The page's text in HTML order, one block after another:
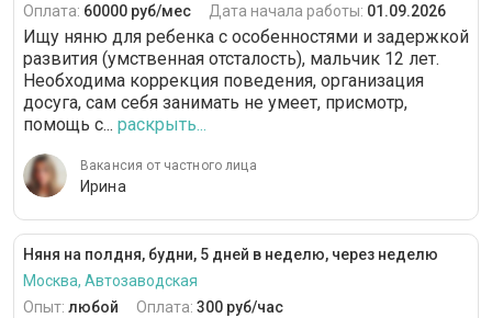
Оплата: 60000 руб/мес Дата начала работы: 01.09.2026
Ищу няню для ребенка с особенностями и задержкой
развития (умственная отсталость), мальчик 12 лет.
Необходима коррекция поведения, организация
досуга, сам себя занимать не умеет, присмотр,
помощь с... раскрыть...
Вакансия от частного лица
Ирина
Няня на полдня, будни, 5 дней в неделю, через неделю
Москва, Автозаводская
Опыт: любой Оплата: 300 руб/час